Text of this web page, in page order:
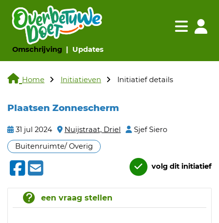
Omschrijving(huidige pagina)
Updates(huidige pagina)
Navigatie
Home Initiatieven Initiatief details
Plaatsen Zonnescherm
31 jul 2024 Nuijstraat, Driel
Sjef Siero
Buitenruimte/ Overig
volg dit initiatief
een vraag stellen